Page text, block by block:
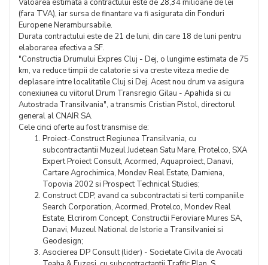
Valoarea estimata a contractului este de 28,34 milioane de lei
(fara TVA), iar sursa de finantare va fi asigurata din Fonduri
Europene Nerambursabile.
Durata contractului este de 21 de luni, din care 18 de luni pentru
elaborarea efectiva a SF.
"Constructia Drumului Expres Cluj - Dej, o lungime estimata de 75
km, va reduce timpii de calatorie si va creste viteza medie de
deplasare intre localitatile Cluj si Dej. Acest nou drum va asigura
conexiunea cu viitorul Drum Transregio Gilau - Apahida si cu
Autostrada Transilvania", a transmis Cristian Pistol, directorul
general al CNAIR SA.
Cele cinci oferte au fost transmise de:
Proiect-Construct Regiunea Transilvania, cu
subcontractantii Muzeul Judetean Satu Mare, Protelco, SXA
Expert Proiect Consult, Acormed, Aquaproiect, Danavi,
Cartare Agrochimica, Mondev Real Estate, Damiena,
Topovia 2002 si Prospect Technical Studies;
Construct CDP, avand ca subcontractati si terti companiile
Search Corporation, Acormed, Protelco, Mondev Real
Estate, Elcrirom Concept, Constructii Feroviare Mures SA,
Danavi, Muzeul National de Istorie a Transilvaniei si
Geodesign;
Asocierea DP Consult (lider) - Societate Civila de Avocati